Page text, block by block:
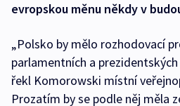
evropskou měnu někdy v
„Polsko by mělo rozhodovací
parlamentních a prezidentských
řekl Komorowski místní
Prozatím by se podle něj měla